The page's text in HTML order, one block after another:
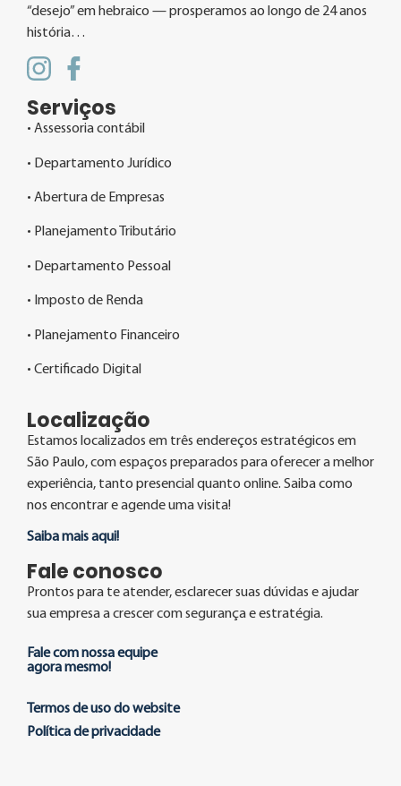
“desejo” em hebraico — prosperamos ao longo de 24 anos
história…
Serviços
• Assessoria contábil
• Departamento Jurídico
• Abertura de Empresas
• Planejamento Tributário
• Departamento Pessoal
• Imposto de Renda
• Planejamento Financeiro
• Certificado Digital
Localização
Estamos localizados em três endereços estratégicos em
São Paulo, com espaços preparados para oferecer a melhor
experiência, tanto presencial quanto online. Saiba como
nos encontrar e agende uma visita!
Saiba mais aqui!
Fale conosco
Prontos para te atender, esclarecer suas dúvidas e ajudar
sua empresa a crescer com segurança e estratégia.
Fale com nossa equipe
agora mesmo!
Termos de uso do website
Política de privacidade